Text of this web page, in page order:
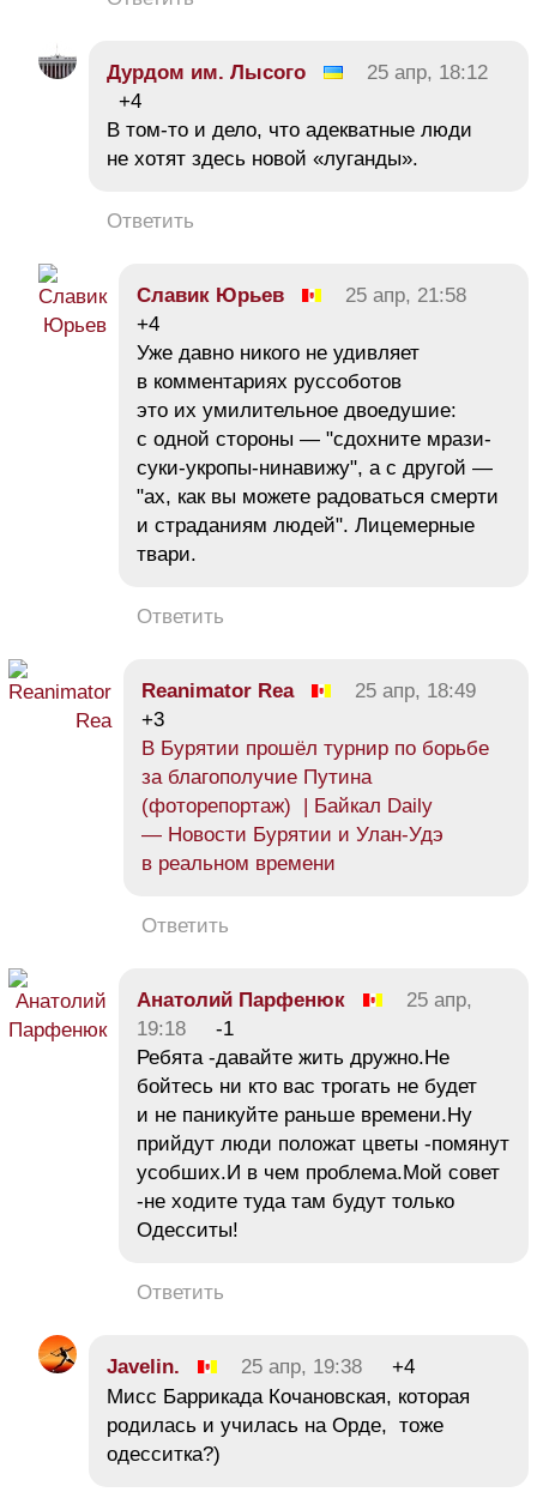
Дурдом им. Лысого
25 апр, 18:12
+4
В том-то и дело, что адекватные люди
не хотят здесь новой «луганды».
Ответить
Славик Юрьев
25 апр, 21:58
+4
Уже давно никого не удивляет
в комментариях руссоботов
это их умилительное двоедушие:
с одной стороны — "сдохните мрази-
суки-укропы-нинавижу", а с другой —
"ах, как вы можете радоваться смерти
и страданиям людей". Лицемерные
твари.
Ответить
Reanimator Rea
25 апр, 18:49
+3
В Бурятии прошёл турнир по борьбе
за благополучие Путина
(фоторепортаж) | Байкал Daily
— Новости Бурятии и Улан-Удэ
в реальном времени
Ответить
Анатолий Парфенюк
25 апр,
19:18
-1
Ребята -давайте жить дружно.Не
бойтесь ни кто вас трогать не будет
и не паникуйте раньше времени.Ну
прийдут люди положат цветы -помянут
усобших.И в чем проблема.Мой совет
-не ходите туда там будут только
Одесситы!
Ответить
Javelin. 25 апр, 19:38
+4
Мисс Баррикада Кочановская, которая
родилась и училась на Орде, тоже
одесситка?)